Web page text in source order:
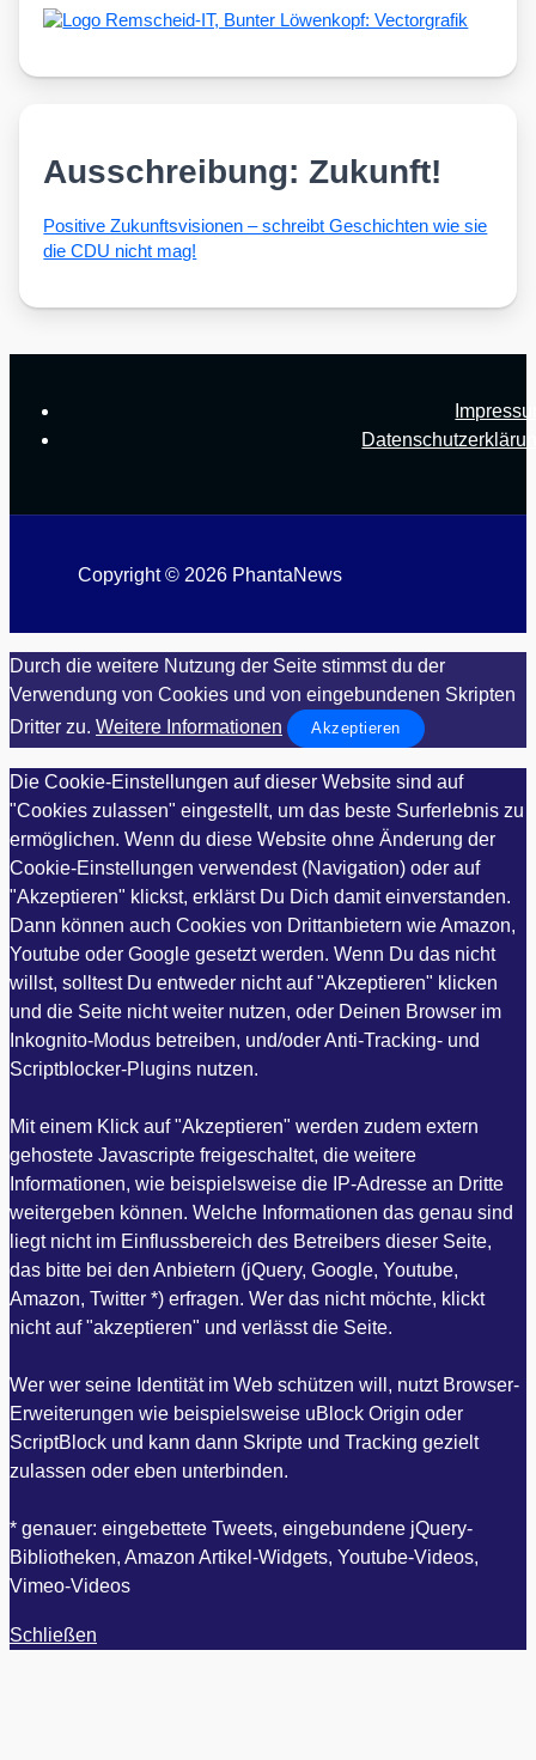
Ausschreibung: Zukunft!
Posi­ti­ve Zukunfts­vi­sio­nen – schreibt Geschich­ten wie sie
die CDU nicht mag!
Copyright © 2026 PhantaNews
Durch die weitere Nutzung der Seite stimmst du der
Verwendung von Cookies und von eingebundenen Skripten
Dritter zu. Weitere Informationen Akzeptieren
Die Cookie-Einstellungen auf dieser Website sind auf
"Cookies zulassen" eingestellt, um das beste Surferlebnis zu
ermöglichen. Wenn du diese Website ohne Änderung der
Cookie-Einstellungen verwendest (Navigation) oder auf
"Akzeptieren" klickst, erklärst Du Dich damit einverstanden.
Dann können auch Cookies von Drittanbietern wie Amazon,
Youtube oder Google gesetzt werden. Wenn Du das nicht
willst, solltest Du entweder nicht auf "Akzeptieren" klicken
und die Seite nicht weiter nutzen, oder Deinen Browser im
Inkognito-Modus betreiben, und/oder Anti-Tracking- und
Scriptblocker-Plugins nutzen.
Mit einem Klick auf "Akzeptieren" werden zudem extern
gehostete Javascripte freigeschaltet, die weitere
Informationen, wie beispielsweise die IP-Adresse an Dritte
weitergeben können. Welche Informationen das genau sind
liegt nicht im Einflussbereich des Betreibers dieser Seite,
das bitte bei den Anbietern (jQuery, Google, Youtube,
Amazon, Twitter *) erfragen. Wer das nicht möchte, klickt
nicht auf "akzeptieren" und verlässt die Seite.
Wer wer seine Identität im Web schützen will, nutzt Browser-
Erweiterungen wie beispielsweise uBlock Origin oder
ScriptBlock und kann dann Skripte und Tracking gezielt
zulassen oder eben unterbinden.
* genauer: eingebettete Tweets, eingebundene jQuery-
Bibliotheken, Amazon Artikel-Widgets, Youtube-Videos,
Vimeo-Videos
Schließen